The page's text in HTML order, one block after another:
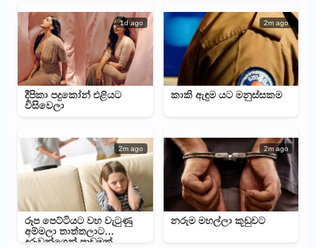
1d ago
දීපිකා පදුකෝන් එළියට
විසිවෙලා
2m ago
කාකි ඇඳුම යට මනුස්සකම
2m ago
රූප පෙට්ටියට වහ වැටුණු
අම්මලා තාත්තලාට
දරුවන්ගෙන් පාඩමක්
2m ago
නරුම මහල්ලා කූඩුවට